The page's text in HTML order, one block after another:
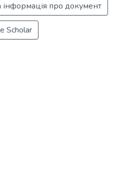
про документ
Scholar